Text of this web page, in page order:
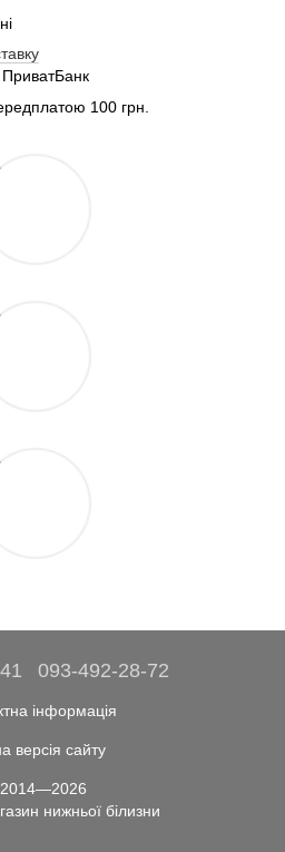
100 грн.
093-492-28-72
інформація
версія сайту
нижньої білизни